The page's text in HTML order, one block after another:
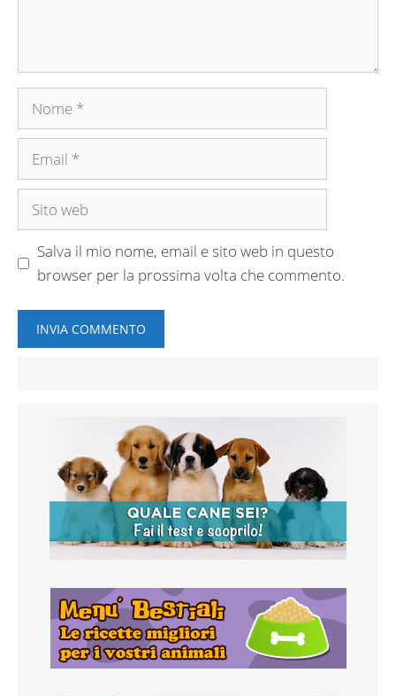
Nome
Email
Sito
Salva il mio nome, email e sito web in questo
browser per la prossima volta che commento.